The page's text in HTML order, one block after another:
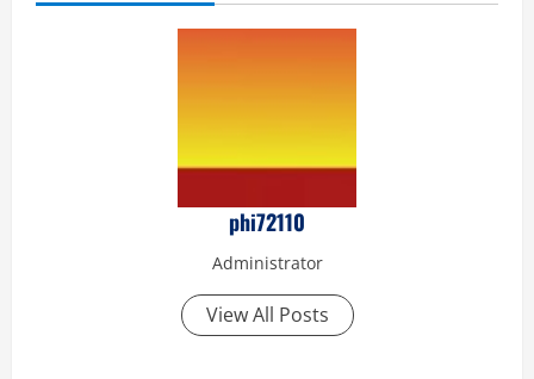
phi72110
Administrator
View All Posts